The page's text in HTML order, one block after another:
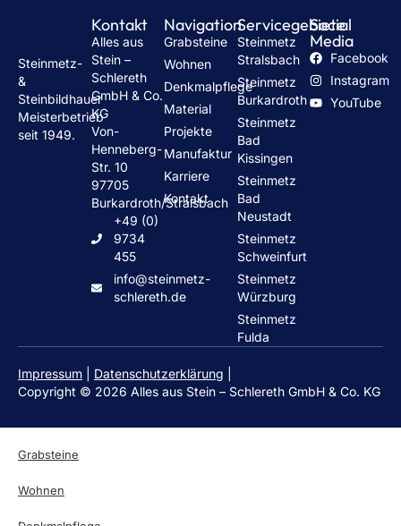
Steinmetz-
&
Steinbildhauer
Meisterbetrieb
seit 1949.
Kontakt
Alles aus
Stein –
Schlereth
GmbH & Co.
KG
Von-
Henneberg-
Str. 10
97705
Burkardroth/Stralsbach
+49 (0)
9734
455
info@steinmetz-
schlereth.de
Navigation
Grabsteine
Wohnen
Denkmalpflege
Material
Projekte
Manufaktur
Karriere
Kontakt
Servicegebiete
Steinmetz
Stralsbach
Steinmetz
Burkardroth
Steinmetz
Bad
Kissingen
Steinmetz
Bad
Neustadt
Steinmetz
Schweinfurt
Steinmetz
Würzburg
Steinmetz
Fulda
Social
Media
Facebook
Instagram
YouTube
Copyright © 2026 Alles aus Stein – Schlereth GmbH & Co. KG
Impressum Datenschutzerklärung
Grabsteine
Wohnen